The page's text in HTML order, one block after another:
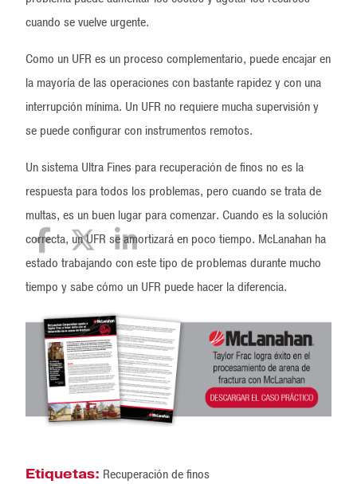
cuando se vuelve urgente.
Como un UFR es un proceso complementario, puede encajar en
la mayoría de las operaciones con bastante rapidez y con una
interrupción mínima. Un UFR no requiere mucha supervisión y
se puede configurar con instrumentos remotos.
Un sistema Ultra Fines para recuperación de finos no es la
respuesta para todos los problemas, pero cuando se trata de
multas, es un buen lugar para comenzar. Cuando es la solución
correcta, un UFR se amortizará en poco tiempo. McLanahan ha
estado trabajando con este tipo de problemas durante mucho
tiempo y sabe cómo un UFR puede hacer la diferencia.
Etiquetas: Recuperación de finos